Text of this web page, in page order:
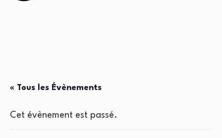
« Tous les Évènements
Cet évènement est passé.